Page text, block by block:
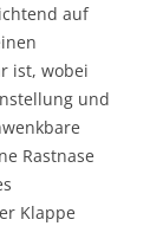
auf
ist, wobei
und
Rastnase
Klappe